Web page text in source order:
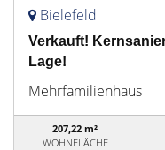
Bielefeld
Verkauft!
Lage!
Mehrfamilienhaus
207,22 m²
WOHNFLÄCHE